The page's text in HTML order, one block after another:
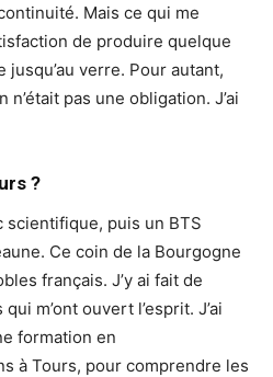
Mais ce qui me
de produire quelque
jusqu’au verre. Pour autant,
pas une obligation. J’ai
?
scientifique, puis un BTS
Ce coin de la Bourgogne
français. J’y ai fait de
m’ont ouvert l’esprit. J’ai
formation en
à Tours, pour comprendre les